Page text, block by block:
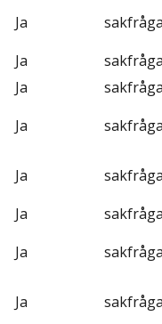
Ja
Ja
Ja
Ja
Ja
Ja
Ja
Ja